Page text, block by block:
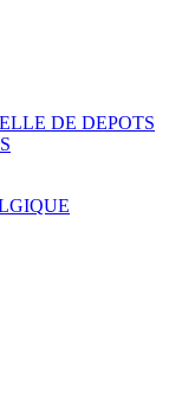
DE DEPOTS